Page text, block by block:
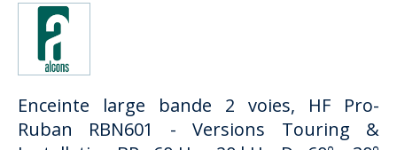
Enceinte large bande 2 voies, HF Pro-
Ruban RBN601 - Versions Touring &